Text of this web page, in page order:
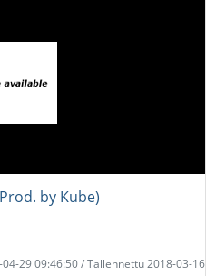
by Kube)
04-29 09:46:50 / Tallennettu 2018-03-16